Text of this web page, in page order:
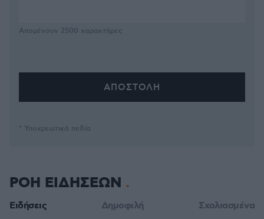
Απομένουν 2500 χαρακτήρες
* Υποχρεωτικά πεδία
ΡΟΗ ΕΙΔΗΣΕΩΝ
Ειδήσεις Δημοφιλή Σχολιασμένα